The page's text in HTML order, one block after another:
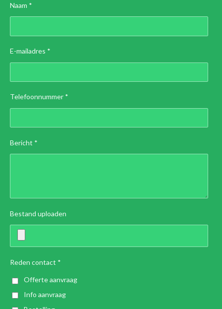
Naam *
E-mailadres *
Telefoonnummer *
Bericht *
Bestand uploaden
Reden contact *
Offerte aanvraag
Info aanvraag